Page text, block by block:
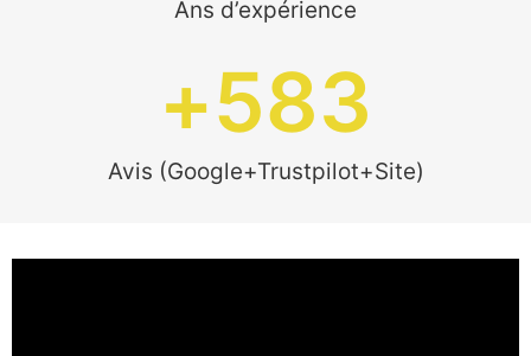
Ans d’expérience
Avis (Google+Trustpilot+Site)
+583